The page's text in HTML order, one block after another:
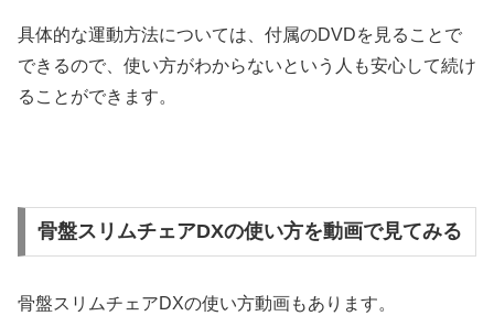
具体的な運動方法については、付属のDVDを見ることで
できるので、使い方がわからないという人も安心して続け
ることができます。
骨盤スリムチェアDXの使い方を動画で見てみる
骨盤スリムチェアDXの使い方動画もあります。